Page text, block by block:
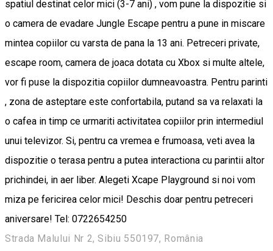
spatiul destinat celor mici (3-7 ani) , vom pune la dispozitie si
o camera de evadare Jungle Escape pentru a pune in miscare
mintea copiilor cu varsta de pana la 13 ani. Petreceri private,
escape room, camera de joaca dotata cu Xbox si multe altele,
vor fi puse la dispozitia copiilor dumneavoastra. Pentru parinti
, zona de asteptare este confortabila, putand sa va relaxati la
o cafea in timp ce urmariti activitatea copiilor prin intermediul
unui televizor. Si, pentru ca vremea e frumoasa, veti avea la
dispozitie o terasa pentru a putea interactiona cu parintii altor
prichindei, in aer liber. Alegeti Xcape Playground si noi vom
miza pe fericirea celor mici! Deschis doar pentru petreceri
aniversare! Tel: 0722654250
Strada Malului Nr 2, Sibiu 550197, România